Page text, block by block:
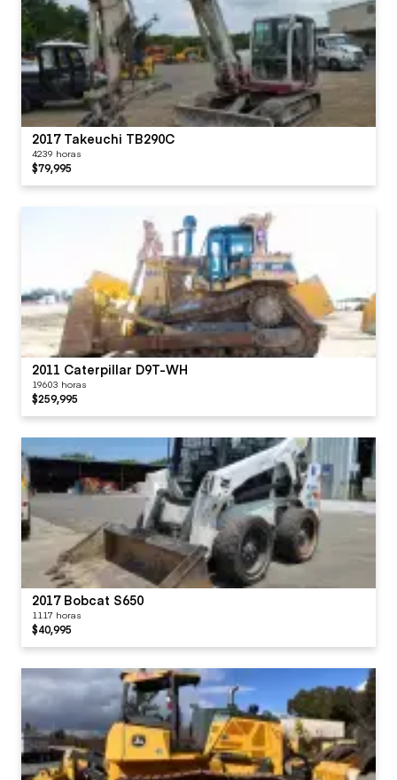
2017 Takeuchi TB290C
4239 horas
$79,995
2011 Caterpillar D9T-WH
19603 horas
$259,995
2017 Bobcat S650
1117 horas
$40,995